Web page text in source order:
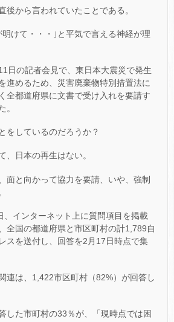
後から言われていたことである。
けて・・・｣と平気で言える神経が理
日の記者会見で、東日本大震災で発生
進めるため、災害廃棄物特別措置法に
全都道府県に文書で受け入れを要請す
。
をしているのだろうか？
、日本の再生はない。
面と向かって協力を要請、いや、強制
、インターネット上に質問項目を掲載
全国の都道府県と市区町村の計1,789自
スを送付し、回答を2月17日時点で集
連は、1,422市区町村（82%）が回答し
した市町村の33％が、「現時点では困